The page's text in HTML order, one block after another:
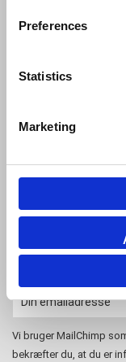
Preferences
Statistics
Marketing
Tlf. 39 18 19 17
CVR-nr: 15 77 42 82
Tilmeld dig vores
shoppen. Du kan til en
Vi bruger MailChimp
bekræfter du, at du er